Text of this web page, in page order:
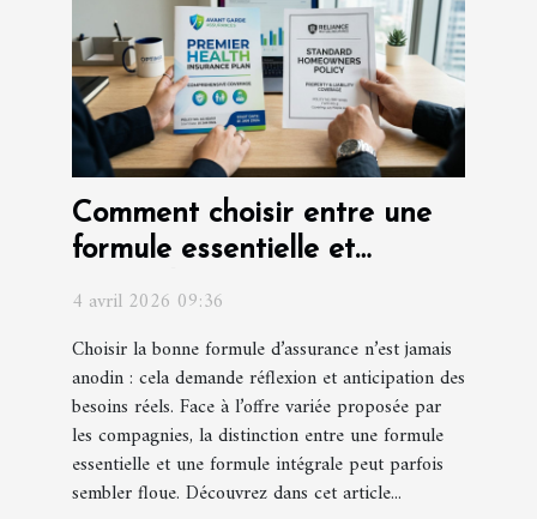
Comment choisir entre une
formule essentielle et
intégrale pour votre
4 avril 2026 09:36
Choisir la bonne formule d’assurance n’est jamais
anodin : cela demande réflexion et anticipation des
besoins réels. Face à l’offre variée proposée par
les compagnies, la distinction entre une formule
essentielle et une formule intégrale peut parfois
sembler floue. Découvrez dans cet article...